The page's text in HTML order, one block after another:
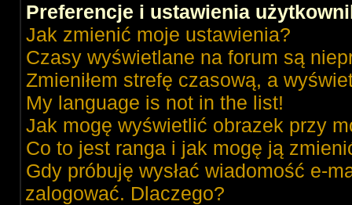
Preferencje i ustawienia
Jak zmienić moje ustawienia?
Czasy wyświetlane na forum są
Zmieniłem strefę czasową, a
My language is not in the list!
Jak mogę wyświetlić obrazek przy
Co to jest ranga i jak mogę ją
Gdy próbuję wysłać wiadomość e-
zalogować. Dlaczego?